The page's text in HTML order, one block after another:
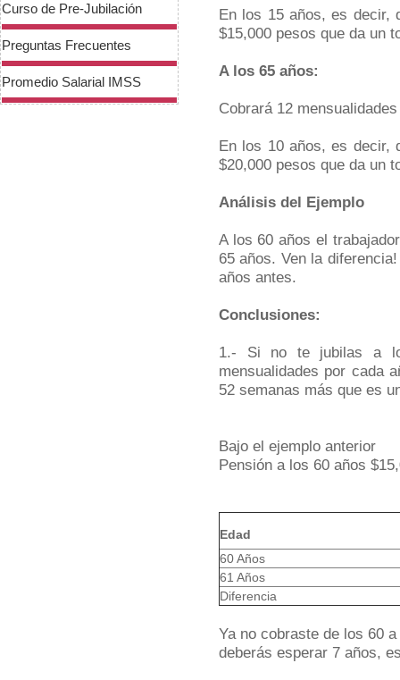
Curso de Pre-Jubilación
Preguntas Frecuentes
Promedio Salarial IMSS
En los 15 años, es decir,
$15,000 pesos que da un
A los 65 años:
Cobrará 12
En los 10 años, es decir,
$20,000 pesos que da un
Análisis del Ejemplo
A los 60 años el
65 años. Ven la
años antes.
Conclusiones:
1.- Si no te jubilas a
mensualidades por cada
52 semanas más que es
Bajo el ejemplo anterior
Pensión a los 60 años
Edad
60 Años
61 Años
Diferencia
Ya no cobraste de los 60
deberás esperar 7 años,